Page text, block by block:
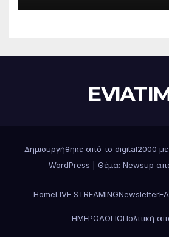
Δημιουργήθηκε από το digital2000
WordPress
Θέμα: Newsup
HomeLIVE STREAMINGNewsletter
ΗΜΕΡΟΛΟΓΙΟΠολιτική